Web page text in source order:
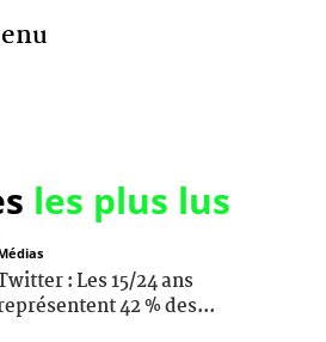
les plus lus
: Les 15/24 ans
42 % des...